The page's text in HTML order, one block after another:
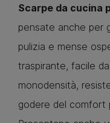
Scarpe da cucina
pensate anche per
pulizia e mense
traspirante, facile
monodensità,
godere del comfort